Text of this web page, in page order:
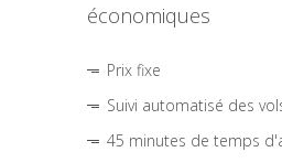
économiques
Prix fixe
Suivi automatisé des
45 minutes de temps